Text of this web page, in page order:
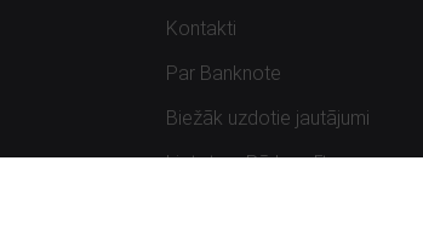
Kontakti
Par Banknote
Biežāk uzdotie jautājumi
Lietots – Pārbaudīts